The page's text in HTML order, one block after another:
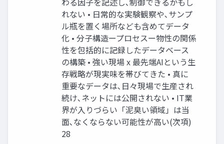
れない • 日常的な実験観察や､サンプ
ル瓶を置く場所なども含めてデータ
化 • 分子構造ープロセスー物性の関係
性を包括的に記録したデータベース
の構築 • 強い現場 x 最先端AIという生
存戦略が現実味を帯びてきた • 真に
重要なデータは､日々現場で生産され
続け､ネットには公開されない • IT業
界が入りづらい「泥臭い領域」は当
面､なくならない可能性が高い(次項)
28